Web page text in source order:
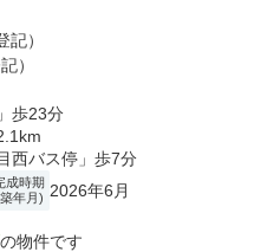
）
）
歩23分
西バス停」歩7分
成時期
年月) 2026年6月
の物件です